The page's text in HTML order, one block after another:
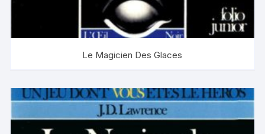
Le Magicien Des Glaces